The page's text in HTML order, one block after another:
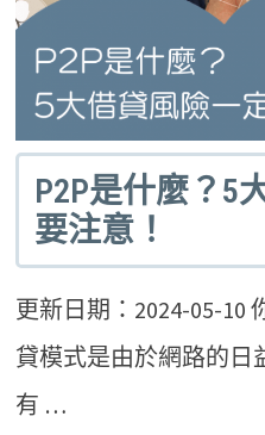
P2P是什麼？5
要注意！
更新日期：2024-05-10
貸模式是由於網路的日
有 …